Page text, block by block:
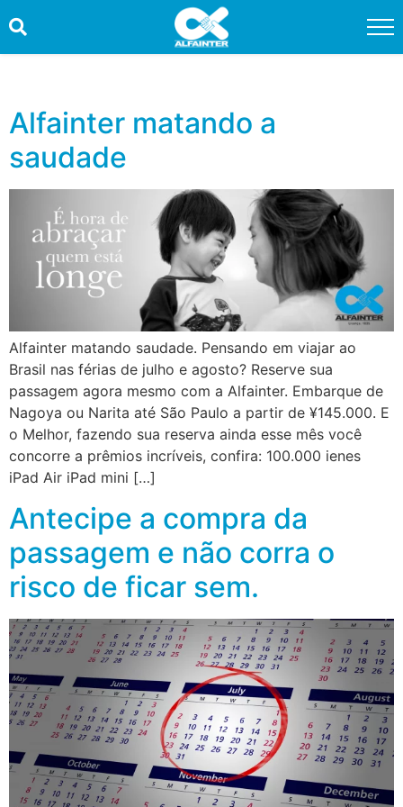
PROMOÇÕES
SERVIÇOS
INFORMAÇÕES ÚTEIS
CONTATO
TRABALHE CONOSCO
OUVIDORIA
Alfainter matando a
saudade
Alfainter matando saudade. Pensando em viajar ao
Brasil nas férias de julho e agosto? Reserve sua
passagem agora mesmo com a Alfainter. Embarque de
Nagoya ou Narita até São Paulo a partir de ¥145.000. E
o Melhor, fazendo sua reserva ainda esse mês você
concorre a prêmios incríveis, confira: 100.000 ienes
iPad Air iPad mini […]
Antecipe a compra da
passagem e não corra o
risco de ficar sem.